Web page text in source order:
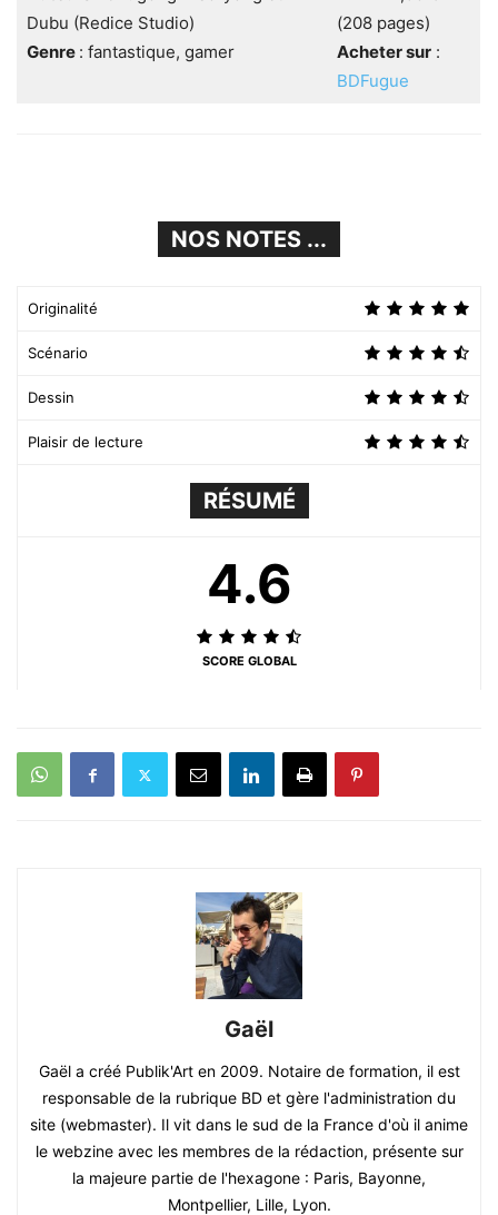
Dubu (Redice Studio)
Genre : fantastique, gamer
(208 pages)
Acheter sur:
BDFugue
NOS NOTES ...
Originalité
Scénario
Dessin
Plaisir de lecture
RÉSUMÉ
4.6
SCORE GLOBAL
Gaël
Gaël a créé Publik'Art en 2009. Notaire de formation, il est
responsable de la rubrique BD et gère l'administration du
site (webmaster). Il vit dans le sud de la France d'où il anime
le webzine avec les membres de la rédaction, présente sur
la majeure partie de l'hexagone : Paris, Bayonne,
Montpellier, Lille, Lyon.